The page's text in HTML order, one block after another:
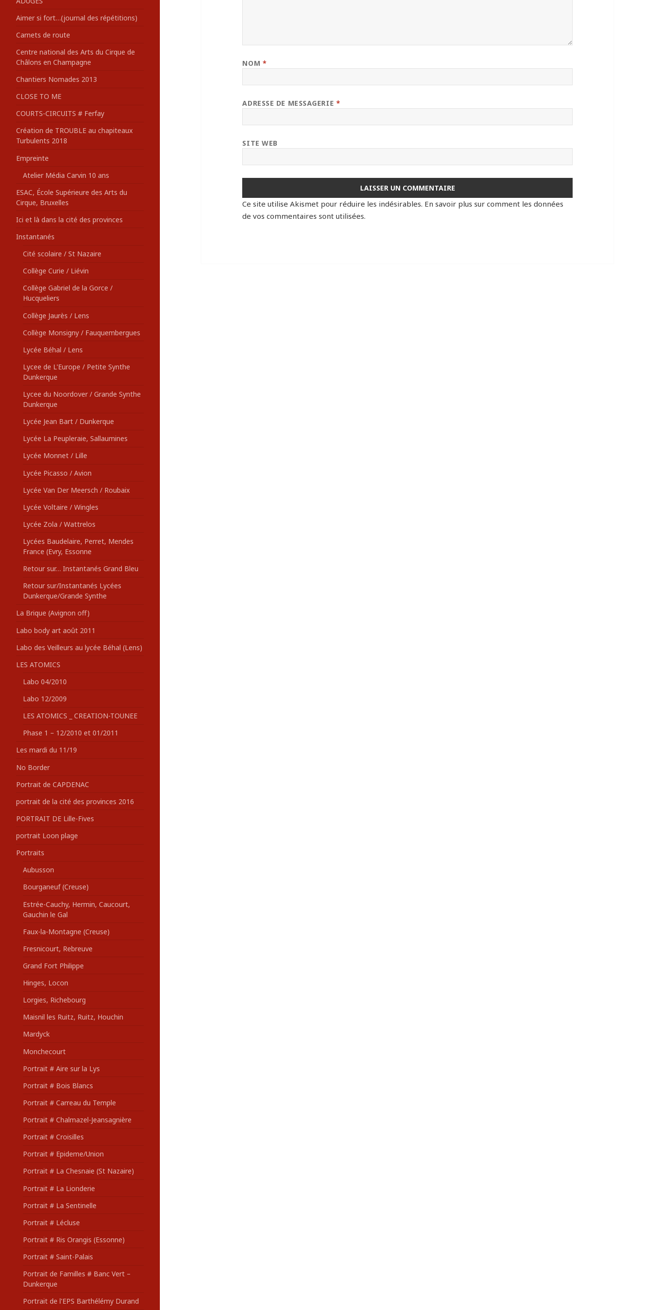
:Aimer si fort…(journal des répétitions)
Carnets de route
Centre national des Arts du Cirque de
Châlons en Champagne
Chantiers Nomades 2013
CLOSE TO ME
COURTS-CIRCUITS # Ferfay
Création de TROUBLE au chapiteaux
Turbulents 2018
Empreinte
Atelier Média Carvin 10 ans
ESAC, École Supérieure des Arts du
Cirque, Bruxelles
Ici et là dans la cité des provinces
Instantanés
Cité scolaire / St Nazaire
Collège Curie / Liévin
Collège Gabriel de la Gorce /
Hucqueliers
Collège Jaurès / Lens
Collège Monsigny / Fauquembergues
Lycée Béhal / Lens
Lycee de L'Europe / Petite Synthe
Dunkerque
Lycee du Noordover / Grande Synthe
Dunkerque
Lycée Jean Bart / Dunkerque
Lycée La Peupleraie, Sallaumines
Lycée Monnet / Lille
Lycée Picasso / Avion
Lycée Van Der Meersch / Roubaix
Lycée Voltaire / Wingles
Lycée Zola / Wattrelos
Lycées Baudelaire, Perret, Mendes
France (Evry, Essonne
Retour sur… Instantanés Grand Bleu
Retour sur/Instantanés Lycées
Dunkerque/Grande Synthe
La Brique (Avignon off)
Labo body art août 2011
Labo des Veilleurs au lycée Béhal (Lens)
LES ATOMICS
Labo 04/2010
Labo 12/2009
LES ATOMICS _ CREATION-TOUNEE
Phase 1 – 12/2010 et 01/2011
Les mardi du 11/19
No Border
Portrait de CAPDENAC
portrait de la cité des provinces 2016
PORTRAIT DE Lille-Fives
portrait Loon plage
Portraits
Aubusson
Bourganeuf (Creuse)
Estrée-Cauchy, Hermin, Caucourt,
Gauchin le Gal
Faux-la-Montagne (Creuse)
Fresnicourt, Rebreuve
Grand Fort Philippe
Hinges, Locon
Lorgies, Richebourg
Maisnil les Ruitz, Ruitz, Houchin
Mardyck
Monchecourt
Portrait # Aire sur la Lys
Portrait # Bois Blancs
Portrait # Carreau du Temple
Portrait # Chalmazel-Jeansagnière
Portrait # Croisilles
Portrait # Epideme/Union
Portrait # La Chesnaie (St Nazaire)
Portrait # La Lionderie
Portrait # La Sentinelle
Portrait # Lécluse
Portrait # Ris Orangis (Essonne)
Portrait # Saint-Palais
Portrait de Familles # Banc Vert –
Dunkerque
Portrait de l'EPS Barthélémy Durand
NOM *
ADRESSE DE MESSAGERIE *
SITE WEB
Ce site utilise Akismet pour réduire les indésirables. En savoir plus sur comment les données
de vos commentaires sont utilisées.